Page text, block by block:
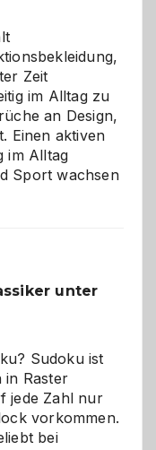
Zeit
im Alltag zu
an Design,
Einen aktiven
im Alltag
Sport wachsen
unter
Sudoku ist
in Raster
jede Zahl nur
vorkommen.
bei